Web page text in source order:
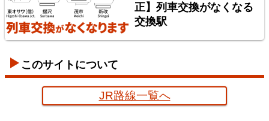
正】列車交換がなくなる
交換駅
このサイトについて
JR路線一覧へ